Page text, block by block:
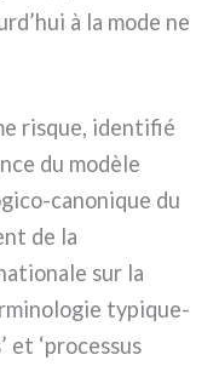
à la mode ne
risque, iden­ti­fié
du modè­le
canonique du
de la
sur la
typi­que­
et ‘pro­ces­sus